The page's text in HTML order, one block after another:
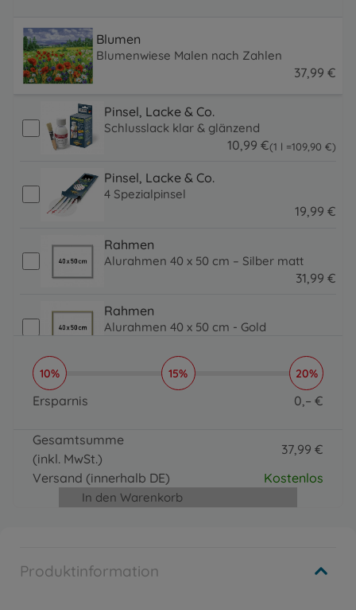
Produktinformation
Blumen
Blumenwiese Malen nach Zahlen
37,99 €
Pinsel, Lacke & Co.
Schlusslack klar & glänzend
10 99 €(1 l =109 90 €
109.9 EUR )
Pinsel, Lacke & Co.
4 Spezialpinsel
19,99 €
Rahmen
Alurahmen 40 x 50 cm – Silber matt
31 99 €
Rahmen
Alurahmen 40 x 50 cm - Gold
31.99 EUR
Pinsel, Lacke & Co.
16
10% 15% 20%
Ersparnis 0,– €
Gesamtsumme
(inkl. MwSt.)
37,99 €
Versand (innerhalb DE) Kostenlos
In den Warenkorb